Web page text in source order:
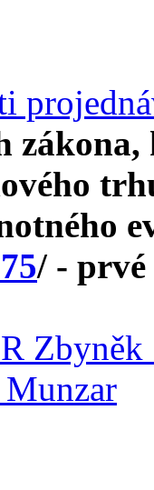
zákona,
/ - prvé
Zbyněk
Munzar